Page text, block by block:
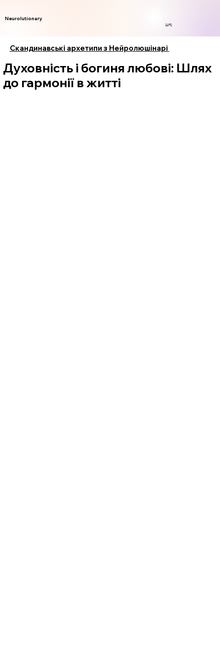
Neurolutionary
Login
Скандинавські архетипи з Нейролюшінарі
Духовність і богиня любові: Шлях
до гармонії в житті